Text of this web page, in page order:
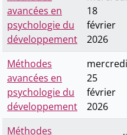
avancées en
psychologie du
développement
18
février
2026
Méthodes
avancées en
psychologie du
développement
mercredi
25
février
2026
Méthodes